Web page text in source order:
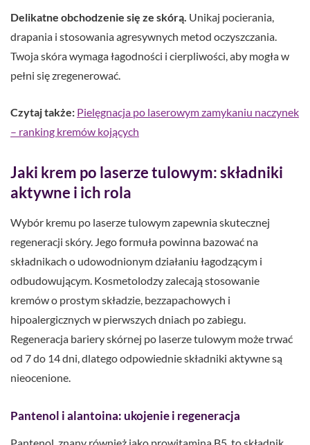
Delikatne obchodzenie się ze skórą. Unikaj pocierania,
drapania i stosowania agresywnych metod oczyszczania.
Twoja skóra wymaga łagodności i cierpliwości, aby mogła w
pełni się zregenerować.
Czytaj także: Pielęgnacja po laserowym zamykaniu naczynek
– ranking kremów kojących
Jaki krem po laserze tulowym: składniki
aktywne i ich rola
Wybór kremu po laserze tulowym zapewnia skutecznej
regeneracji skóry. Jego formuła powinna bazować na
składnikach o udowodnionym działaniu łagodzącym i
odbudowującym. Kosmetolodzy zalecają stosowanie
kremów o prostym składzie, bezzapachowych i
hipoalergicznych w pierwszych dniach po zabiegu.
Regeneracja bariery skórnej po laserze tulowym może trwać
od 7 do 14 dni, dlatego odpowiednie składniki aktywne są
nieocenione.
Pantenol i alantoina: ukojenie i regeneracja